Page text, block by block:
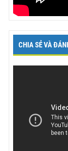
CHIA SẺ VÀ